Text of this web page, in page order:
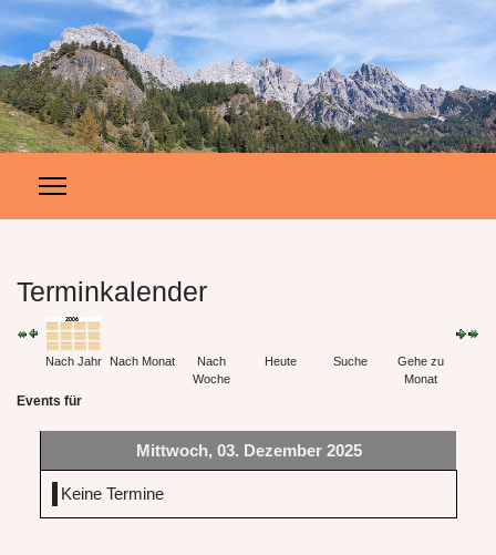
Terminkalender
Nach Jahr Nach Monat
Nach
Woche
Heute Suche
Gehe zu
Monat
Events für
Mittwoch, 03. Dezember 2025
Keine Termine